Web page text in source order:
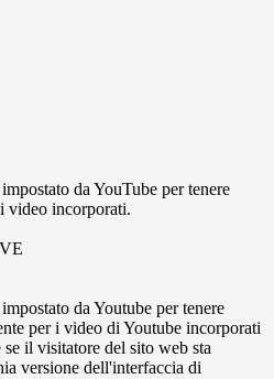
da YouTube per tenere
video incorporati.
da Youtube per tenere
per i video di Youtube incorporati
il visitatore del sito web sta
versione dell'interfaccia di